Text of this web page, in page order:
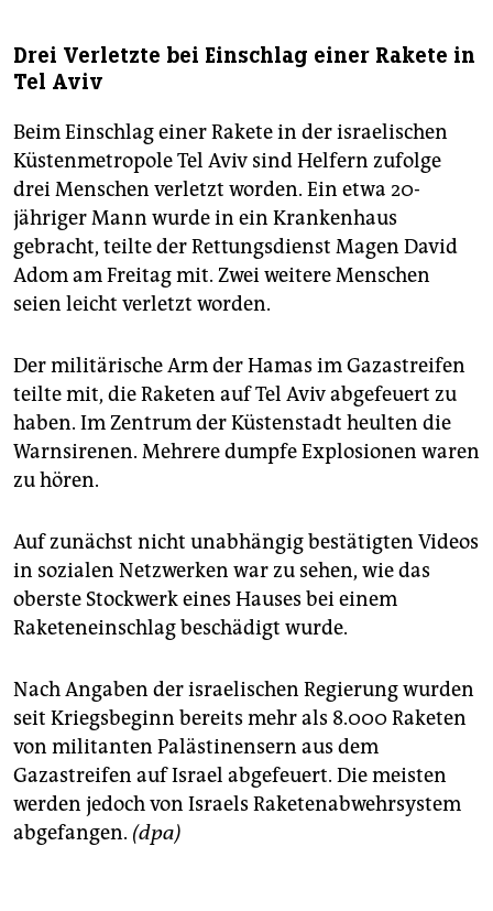
Drei Verletzte bei Einschlag einer Rakete in
Tel Aviv
Beim Einschlag einer Rakete in der israelischen
Küstenmetropole Tel Aviv sind Helfern zufolge
drei Menschen verletzt worden. Ein etwa 20-
jähriger Mann wurde in ein Krankenhaus
gebracht, teilte der Rettungsdienst Magen David
Adom am Freitag mit. Zwei weitere Menschen
seien leicht verletzt worden.
Der militärische Arm der Hamas im Gazastreifen
teilte mit, die Raketen auf Tel Aviv abgefeuert zu
haben. Im Zentrum der Küstenstadt heulten die
Warnsirenen. Mehrere dumpfe Explosionen waren
zu hören.
Auf zunächst nicht unabhängig bestätigten Videos
in sozialen Netzwerken war zu sehen, wie das
oberste Stockwerk eines Hauses bei einem
Raketeneinschlag beschädigt wurde.
Nach Angaben der israelischen Regierung wurden
seit Kriegsbeginn bereits mehr als 8.000 Raketen
von militanten Palästinensern aus dem
Gazastreifen auf Israel abgefeuert. Die meisten
werden jedoch von Israels Raketenabwehrsystem
abgefangen. (dpa)